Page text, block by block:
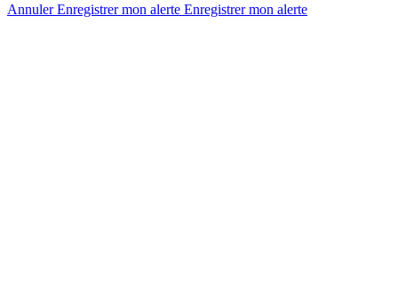
AnnulerEnregistrer mon alerte Enregistrermon alerte